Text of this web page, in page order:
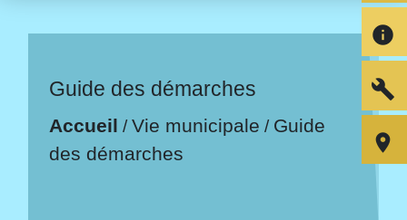
Guide des démarches
Accueil /Vie municipale / Guide
des démarches
info
build
room